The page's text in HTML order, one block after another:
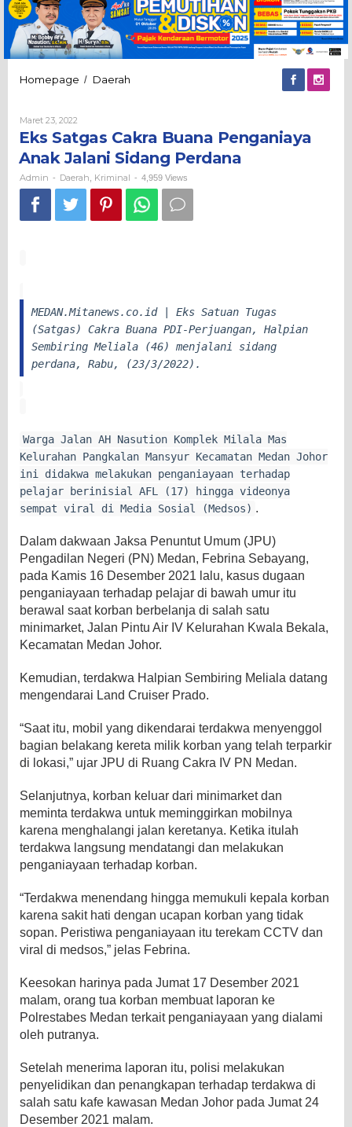
Homepage / Daerah
Penganiaya
Jalani
Sidang
Perdana
Maret 23, 2022
Eks Satgas Cakra Buana Penganiaya
Anak Jalani Sidang Perdana
Admin - Daerah Kriminal - 4,959 Views
MEDAN.Mitanews.co.id | Eks Satuan Tugas
(Satgas) Cakra Buana PDI-Perjuangan, Halpian
Sembiring Meliala (46) menjalani sidang
perdana, Rabu, (23/3/2022).
Warga Jalan AH Nasution Komplek Milala Mas
Kelurahan Pangkalan Mansyur Kecamatan Medan Johor
ini didakwa melakukan penganiayaan terhadap
pelajar berinisial AFL (17) hingga videonya
sempat viral di Media Sosial (Medsos) .
Dalam dakwaan Jaksa Penuntut Umum (JPU)
Pengadilan Negeri (PN) Medan, Febrina Sebayang,
pada Kamis 16 Desember 2021 lalu, kasus dugaan
penganiayaan terhadap pelajar di bawah umur itu
berawal saat korban berbelanja di salah satu
minimarket, Jalan Pintu Air IV Kelurahan Kwala Bekala,
Kecamatan Medan Johor.
Kemudian, terdakwa Halpian Sembiring Meliala datang
mengendarai Land Cruiser Prado.
“Saat itu, mobil yang dikendarai terdakwa menyenggol
bagian belakang kereta milik korban yang telah terparkir
di lokasi,” ujar JPU di Ruang Cakra IV PN Medan.
Selanjutnya, korban keluar dari minimarket dan
meminta terdakwa untuk meminggirkan mobilnya
karena menghalangi jalan keretanya. Ketika itulah
terdakwa langsung mendatangi dan melakukan
penganiayaan terhadap korban.
“Terdakwa menendang hingga memukuli kepala korban
karena sakit hati dengan ucapan korban yang tidak
sopan. Peristiwa penganiayaan itu terekam CCTV dan
viral di medsos,” jelas Febrina.
Keesokan harinya pada Jumat 17 Desember 2021
malam, orang tua korban membuat laporan ke
Polrestabes Medan terkait penganiayaan yang dialami
oleh putranya.
Setelah menerima laporan itu, polisi melakukan
penyelidikan dan penangkapan terhadap terdakwa di
salah satu kafe kawasan Medan Johor pada Jumat 24
Desember 2021 malam.